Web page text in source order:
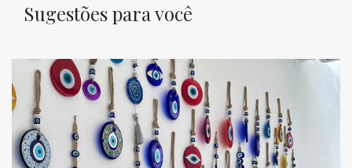
Sugestões para você